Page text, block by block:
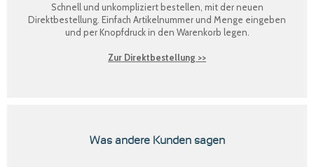
Schnell und unkompliziert bestellen, mit der neuen
Direktbestellung . Einfach Artikelnummer und Menge eingeben
und per Knopfdruck in den Warenkorb legen.
Zur Direktbestellung >>
Was andere Kunden sagen